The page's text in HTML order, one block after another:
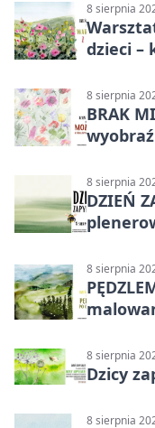
8 sierpnia
dzieci –
8 sierpnia
BRAK
8 sierpnia
DZIEŃ
8 sierpnia
8 sierpnia
Dzicy
8 sierpnia